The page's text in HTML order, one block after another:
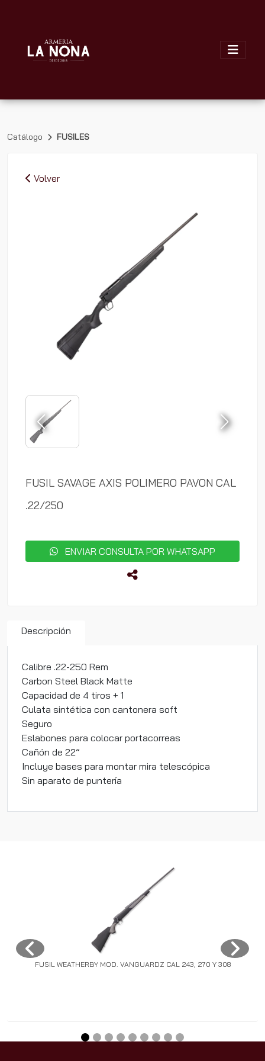
Catálogo FUSILES
Volver
FUSIL SAVAGE AXIS POLIMERO PAVON CAL
.22/250
ENVIAR CONSULTA POR WHATSAPP
Descripción
Calibre .22-250 Rem
Carbon Steel Black Matte
Capacidad de 4 tiros + 1
Culata sintética con cantonera soft
Seguro
Eslabones para colocar portacorreas
Cañón de 22”
Incluye bases para montar mira telescópica
Sin aparato de puntería
FUSIL WEATHERBY MOD. VANGUARDZ CAL 243, 270 Y 308